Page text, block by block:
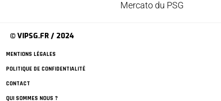
Mercato du PSG
© VIPSG.FR / 2024
MENTIONS LÉGALES
POLITIQUE DE CONFIDENTIALITÉ
CONTACT
QUI SOMMES NOUS ?